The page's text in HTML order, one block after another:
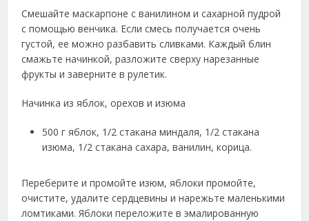
Смешайте маскарпоне с ванилином и сахарной пудрой
с помощью венчика. Если смесь получается очень
густой, ее можно разбавить сливками. Каждый блин
смажьте начинкой, разложите сверху нарезанные
фрукты и заверните в рулетик.
Начинка из яблок, орехов и изюма
500 г яблок, 1/2 стакана миндаля, 1/2 стакана
изюма, 1/2 стакана сахара, ванилин, корица.
Переберите и промойте изюм, яблоки промойте,
очистите, удалите сердцевины и нарежьте маленькими
ломтиками. Яблоки переложите в эмалированную